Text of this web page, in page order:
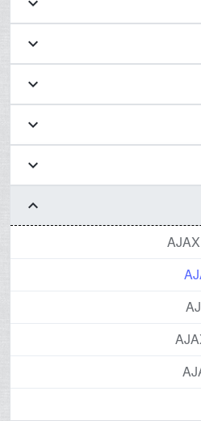
keyboard_arrow_down
keyboard_arrow_down
keyboard_arrow_down
keyboard_arrow_down
keyboard_arrow_down